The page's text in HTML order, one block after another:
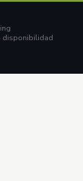
disponibilidad